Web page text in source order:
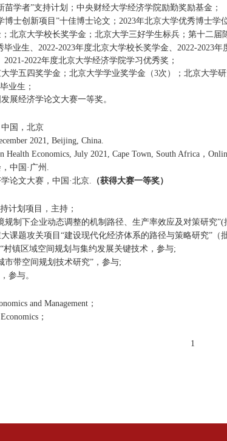
苗学者”支持计划； 中央财经大学经济学院励勤奖励基金 ；
博士创新项目”十佳博士论文 ； 2023年北京大学优秀博士学
北京大学校长奖学金 ； 北京大学三好学生标兵； 第十二届
毕业生、 2022-2023年度北京大学校长奖学金、 2022-2023年
2021-2022年度北京大学经济学院学习优秀奖；
学五四奖学金 ；北京大学学业奖学金 （3次） ；北京大学
业生；
展经济学论文大赛一等奖。
国，北京
2021, Beijing, China.
Health Economics, July 2021, Cape Town, South Africa ，
中国 · 广州 .
论文大赛，中国 ·北京. （获得大赛一等奖）
计划项目，主持；
规制下企业动态调整的机制路径、生产率效应及对策研究”(
课题攻关项目 “建设现代化经济体系的路径与策略研究” （
“村镇区域空间规划与集约发展关键技术 ， 参与;
市带空间规划技术研究” ，参与;
，参与。
and Management ；
；
1